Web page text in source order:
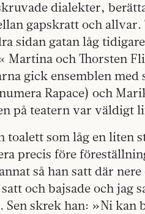
dialekter,
gapskratt och allvar.
sidan gatan låg
Martina och Thorsten
gick ensemblen med
Rapace) och
på teatern var väldigt
toalett som låg en liten
precis före
så han satt där
och bajsade och jag
skrek han: »Ni kan